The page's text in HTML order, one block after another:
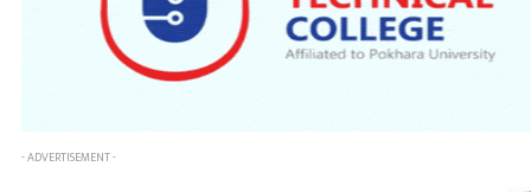
- ADVERTISEMENT -